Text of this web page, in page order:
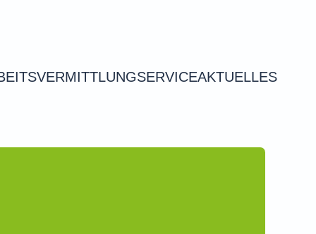
SERVICEAKTUELLES